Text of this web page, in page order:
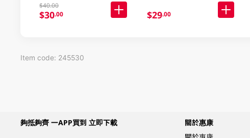
$40.00
$30.00 $29.00
Item code: 245530
夠抵夠齊 一APP買到 立即下載
關於惠康